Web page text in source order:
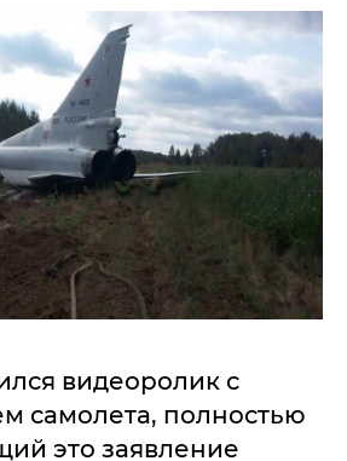
видеоролик с
самолета, полностью
это заявление